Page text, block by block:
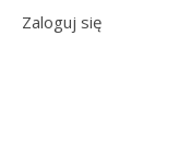
Zaloguj się